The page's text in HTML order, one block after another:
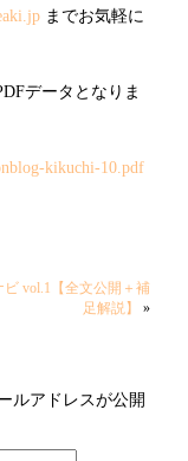
までお気軽に
データとなりま
kikuchi-10.pdf
vol.1【全文公開＋補
足解説】
»
ルアドレスが公開